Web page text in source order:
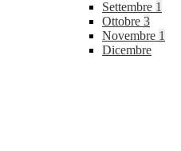
Settembre 1
Ottobre 3
Novembre 1
Dicembre